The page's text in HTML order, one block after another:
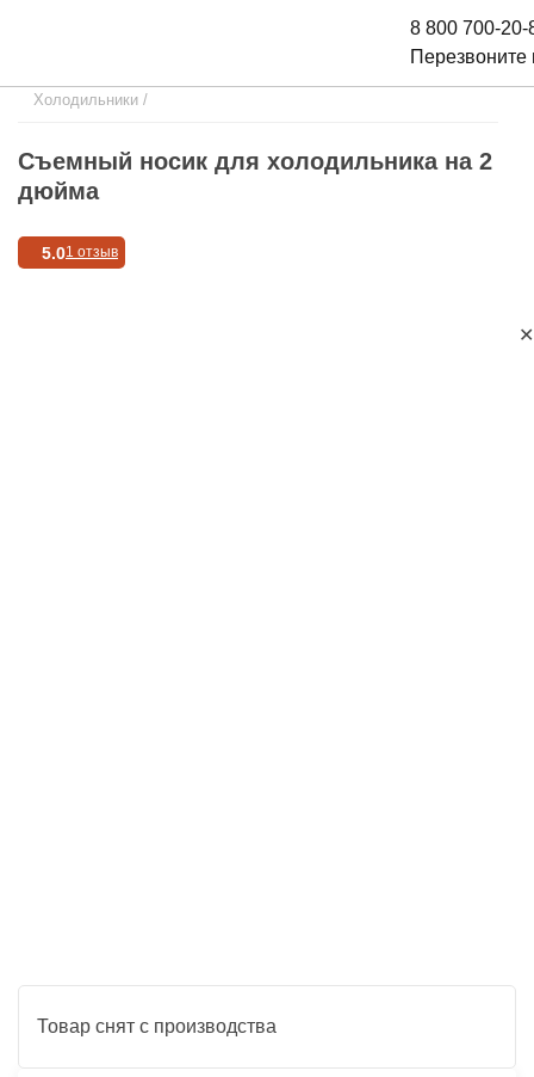
8 800 700-20-
Перезвоните
Холодильники /
Съемный носик для холодильника на 2
дюйма
5.01 отзыв
✕
Товар снят с производства